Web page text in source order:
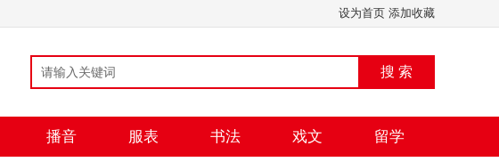
设为首页 添加收藏
搜 索
播音 服表 书法 戏文 留学